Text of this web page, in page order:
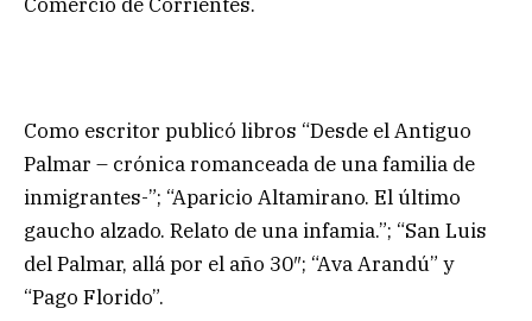
Como escritor publicó libros “Desde el Antiguo
Palmar – crónica romanceada de una familia de
inmigrantes-”; “Aparicio Altamirano. El último
gaucho alzado. Relato de una infamia.”; “San Luis
del Palmar, allá por el año 30″; “Ava Arandú” y
“Pago Florido”.